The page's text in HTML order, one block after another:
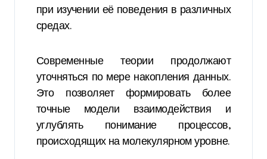
при изучении её поведения в различных
средах.
Современные теории продолжают
уточняться по мере накопления данных.
Это позволяет формировать более
точные модели взаимодействия и
углублять понимание процессов,
происходящих на молекулярном уровне.